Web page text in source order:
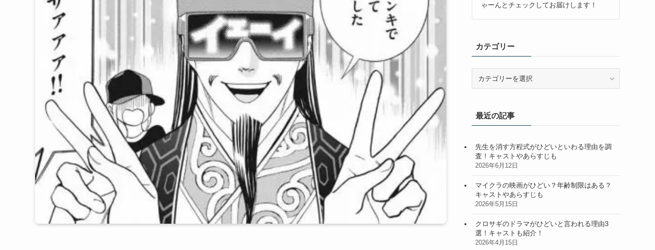
ゃーんとチェックしてお届けします！
カテゴリー
ー最近の記事
先生を消す方程式がひどいといわる理由を調
査！キャストやあらすじも
2026年6月12日
マイクラの映画がひどい？年齢制限はある？
キャストやあらすじも
2026年5月15日
クロサギのドラマがひどいと言われる理由3
選！キャストも紹介！
2026年4月15日